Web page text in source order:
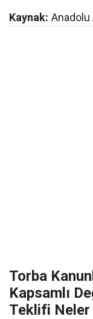
Kaynak: Anadolu
Torba
Kapsamlı
Teklifi